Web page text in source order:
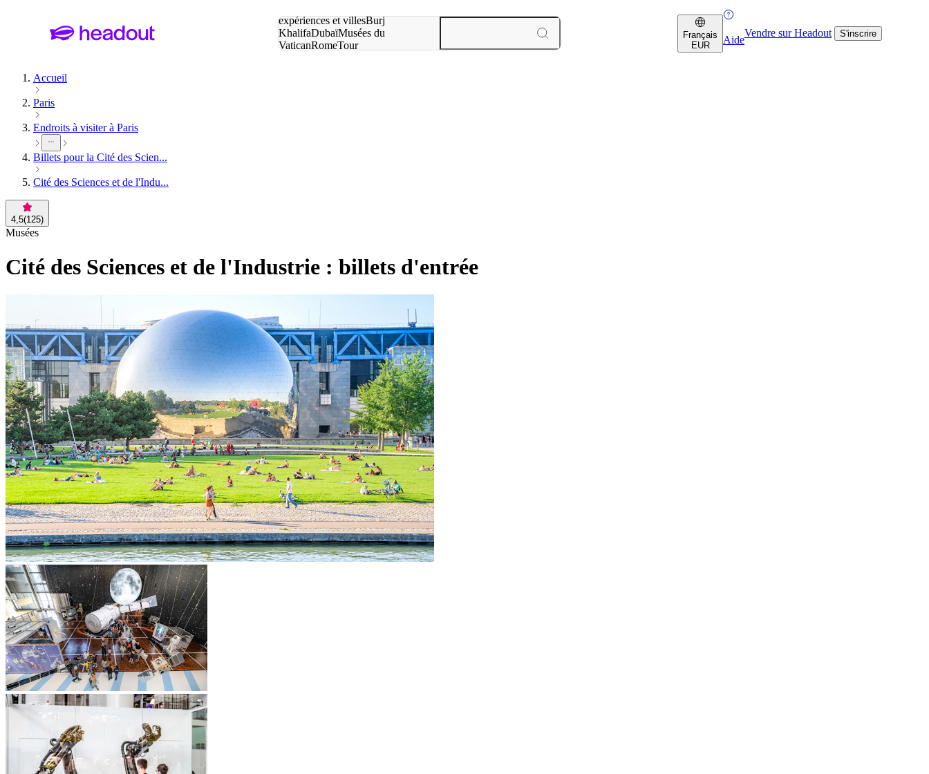
expériences et villesBurj
KhalifaDubaïMusées du
VaticanRomeTour
Français
EUR
Aide
Vendre sur Headout S'inscrire
Accueil
Paris
Endroits à visiter à Paris
Billets pour la Cité des Scien...
Cité des Sciences et de l'Indu...
4,5(125)
Musées
Cité des Sciences et de l'Industrie : billets d'entrée